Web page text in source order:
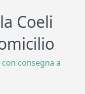
Coeli
consegna a